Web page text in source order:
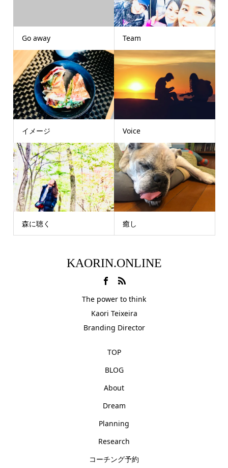
Go away Team
イメージ Voice
森に聴く 癒し
KAORIN.ONLINE
The power to think
Kaori Teixeira
Branding Director
TOP
BLOG
About
Dream
Planning
Research
コーチング予約